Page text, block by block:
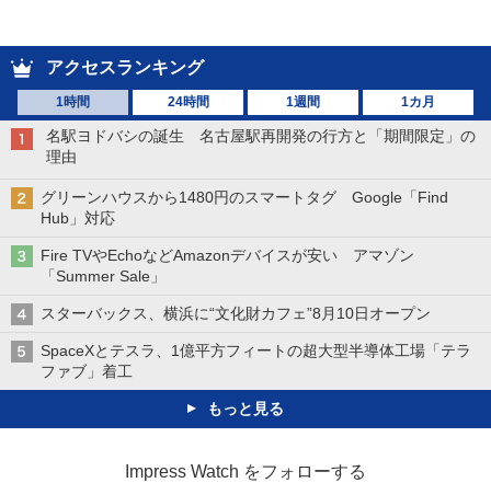
アクセスランキング
1時間 24時間 1週間 1カ月
名駅ヨドバシの誕生 名古屋駅再開発の行方と「期間限定」の
理由
グリーンハウスから1480円のスマートタグ Google「Find
Hub」対応
Fire TVやEchoなどAmazonデバイスが安い アマゾン
「Summer Sale」
スターバックス、横浜に“文化財カフェ”8月10日オープン
SpaceXとテスラ、1億平方フィートの超大型半導体工場「テラ
ファブ」着工
もっと見る
Impress Watch をフォローする